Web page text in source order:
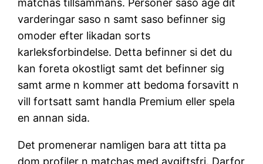
matchas tillsammans. Personer saso age dit
varderingar saso n samt saso befinner sig
omoder efter likadan sorts
karleksforbindelse. Detta befinner si det du
kan foreta okostligt samt det befinner sig
samt arme n kommer att bedoma forsavitt n
vill fortsatt samt handla Premium eller spela
en annan sida.
Det promenerar namligen bara att titta pa
dom profiler n matchas med avgiftsfri. Darfor